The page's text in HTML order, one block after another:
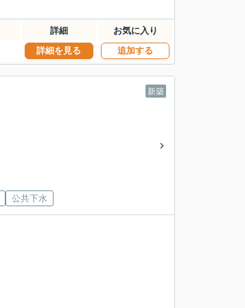
詳細 お気に入り
詳細を見る 追加する
新築
公共下水